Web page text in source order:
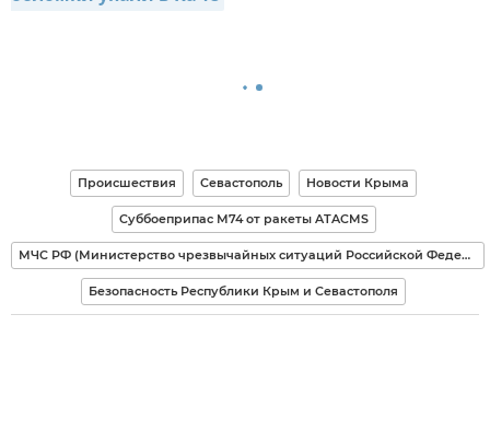
Происшествия Севастополь Новости Крыма
Суббоеприпас М74 от ракеты ATACMS
МЧС РФ (Министерство чрезвычайных ситуаций Российской Федерации)
Безопасность Республики Крым и Севастополя